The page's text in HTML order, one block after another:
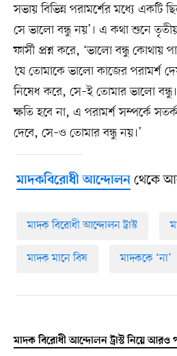
সভায় বিভিন্ন পরামর্শের মধ্যে একটি
সে ভালো বন্ধু নয়’। এ কথা শুনে তৃতীয়
ফার্সী প্রশ্ন করে, ‘ভালো বন্ধু কোথায়
‘যে তোমাকে ভালো কাজের পরামর্শ
নিষেধ করে, সে–ই তোমার ভালো
ক্ষতি হবে না, এ পরামর্শ সম্পর্কে
দেবে, সে–ও তোমার বন্ধু নয়।’
মাদকবিরোধী আন্দোলনথেকে
মাদক বিরোধী আন্দোলন ট্রাস্ট
মাদক মানে বিষ মাদককে ‘না’
মাদক বিরোধী আন্দোলন ট্রাস্ট নিয়ে আরও